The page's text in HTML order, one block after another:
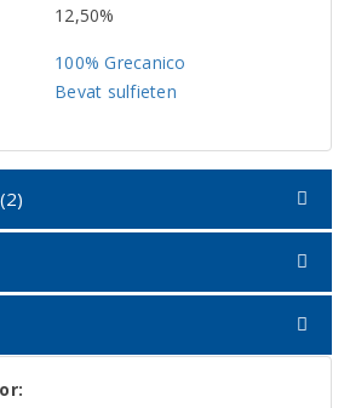
12,50%
100% Grecanico
Bevat sulfieten